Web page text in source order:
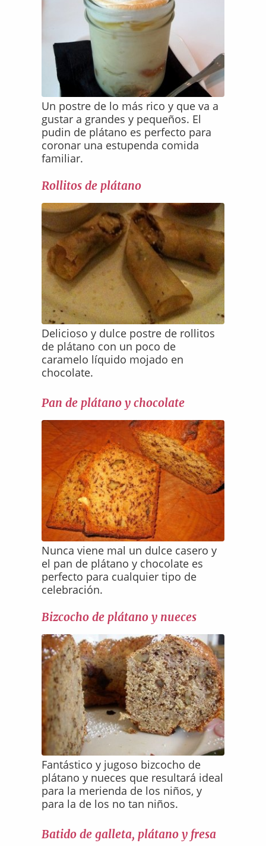
Un postre de lo más rico y que va a
gustar a grandes y pequeños. El
pudin de plátano es perfecto para
coronar una estupenda comida
familiar.
Rollitos de plátano
Delicioso y dulce postre de rollitos
de plátano con un poco de
caramelo líquido mojado en
chocolate.
Pan de plátano y chocolate
Nunca viene mal un dulce casero y
el pan de plátano y chocolate es
perfecto para cualquier tipo de
celebración.
Bizcocho de plátano y nueces
Fantástico y jugoso bizcocho de
plátano y nueces que resultará ideal
para la merienda de los niños, y
para la de los no tan niños.
Batido de galleta, plátano y fresa